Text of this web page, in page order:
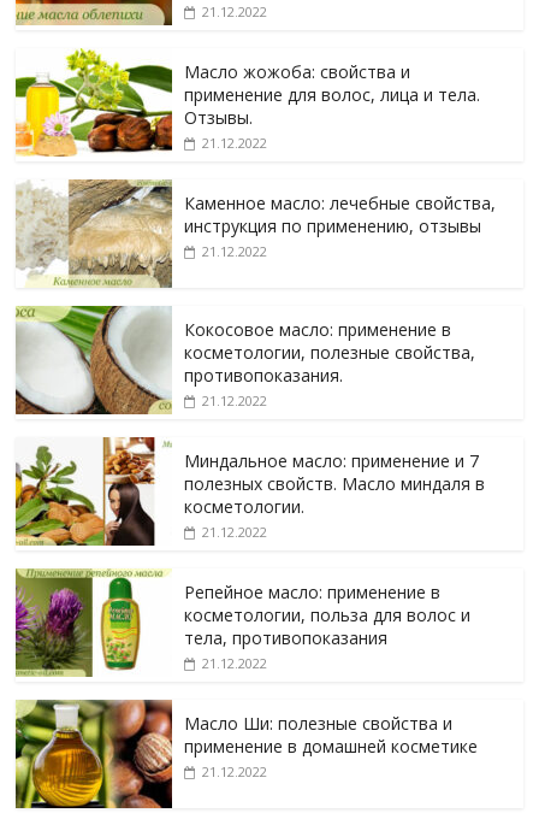
21.12.2022
Масло жожоба: свойства и
применение для волос, лица и тела.
Отзывы.
21.12.2022
Каменное масло: лечебные свойства,
инструкция по применению, отзывы
21.12.2022
Кокосовое масло: применение в
косметологии, полезные свойства,
противопоказания.
21.12.2022
Миндальное масло: применение и 7
полезных свойств. Масло миндаля в
косметологии.
21.12.2022
Репейное масло: применение в
косметологии, польза для волос и
тела, противопоказания
21.12.2022
Масло Ши: полезные свойства и
применение в домашней косметике
21.12.2022